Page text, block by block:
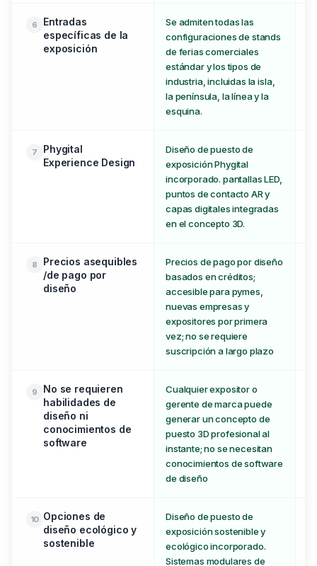
6
Entradas
específicas de la
exposición
Se admiten todas las
configuraciones de stands
de ferias comerciales
estándar y los tipos de
industria, incluidas la isla,
la península, la línea y la
esquina.
7
Phygital
Experience Design
Diseño de puesto de
exposición Phygital
incorporado. pantallas LED,
puntos de contacto AR y
capas digitales integradas
en el concepto 3D.
8
Precios asequibles
/de pago por
diseño
Precios de pago por diseño
basados en créditos;
accesible para pymes,
nuevas empresas y
expositores por primera
vez; no se requiere
suscripción a largo plazo
9
No se requieren
habilidades de
diseño ni
conocimientos de
software
Cualquier expositor o
gerente de marca puede
generar un concepto de
puesto 3D profesional al
instante; no se necesitan
conocimientos de software
de diseño
10 Opciones de
diseño ecológico y
sostenible
Diseño de puesto de
exposición sostenible y
ecológico incorporado.
Sistemas modulares de